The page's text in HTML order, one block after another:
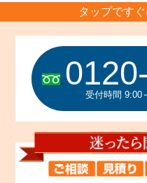
タップです
受付時間 9:00